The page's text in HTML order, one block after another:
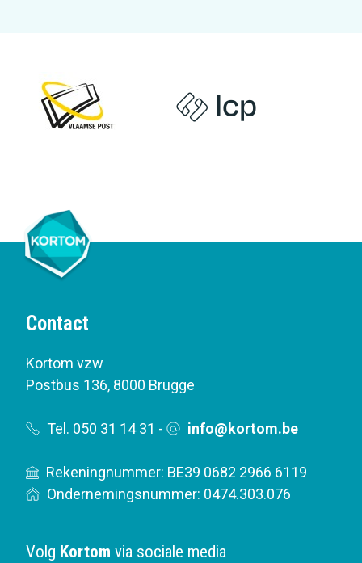
Contact
Kortom vzw
Postbus 136, 8000 Brugge
Tel. 050 31 14 31 - info@kortom.be
Rekeningnummer: BE39 0682 2966 6119
Ondernemingsnummer: 0474.303.076
Volg Kortom via sociale media